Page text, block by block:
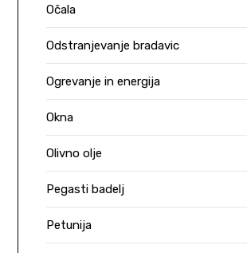
Očala
Odstranjevanje bradavic
Ogrevanje in energija
Okna
Olivno olje
Pegasti badelj
Petunija